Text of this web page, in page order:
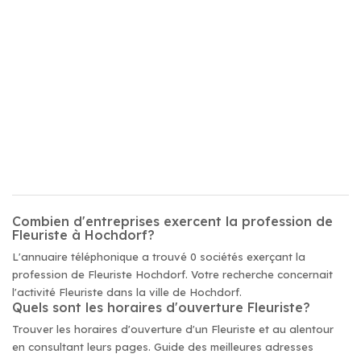
Combien d'entreprises exercent la profession de
Fleuriste à Hochdorf?
L'annuaire téléphonique a trouvé 0 sociétés exerçant la
profession de Fleuriste Hochdorf. Votre recherche concernait
l'activité Fleuriste dans la ville de Hochdorf.
Quels sont les horaires d'ouverture Fleuriste?
Trouver les horaires d'ouverture d'un Fleuriste et au alentour
en consultant leurs pages. Guide des meilleures adresses